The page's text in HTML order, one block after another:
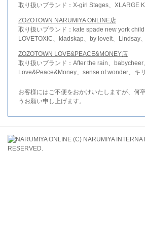
取り扱いブランド：X-girl Stages、XLARGE
ZOZOTOWN NARUMIYA ONLINE店
取り扱いブランド：kate spade new york
LOVETOXIC、kladskap、by loveit、Lindsay
ZOZOTOWN LOVE&PEACE&MONEY店
取り扱いブランド：After the rain、babycheer
Love&Peace&Money、sense of wonder、キ
お客様にはご不便をおかけいたしますが、何
うお願い申し上げます。